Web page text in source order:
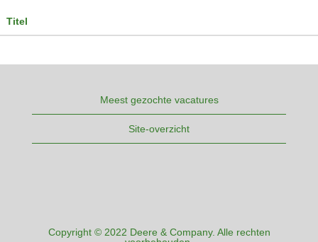
Titel
Meest gezochte vacatures
Site-overzicht
Copyright © 2022 Deere & Company. Alle rechten